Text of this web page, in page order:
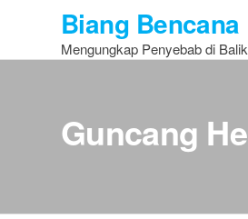
the
Biang Bencana
Mengungkap Penyebab di
Guncang